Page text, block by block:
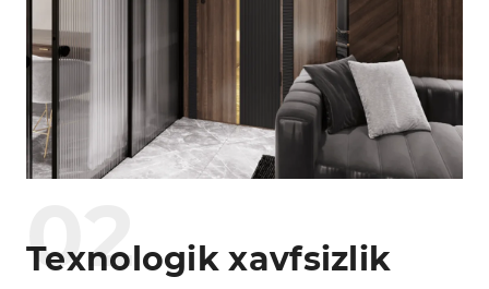
Texnologik xavfsizlik
02